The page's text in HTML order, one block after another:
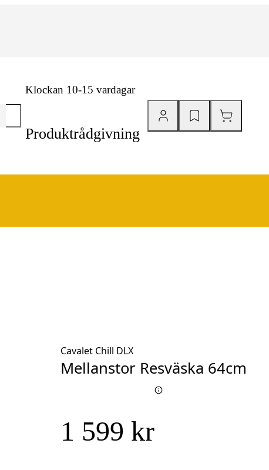
Klockan 10-15 vardagar
Produktrådgivning
Cavalet Chill DLX
Mellanstor Resväska 64cm
1 599 kr